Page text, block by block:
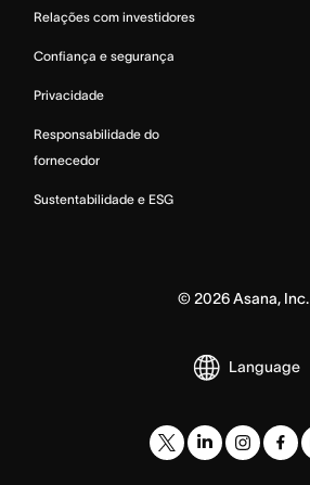
Relações com investidores
Confiança e segurança
Privacidade
Responsabilidade do
fornecedor
Sustentabilidade e ESG
©2026Asana, Inc.
Language